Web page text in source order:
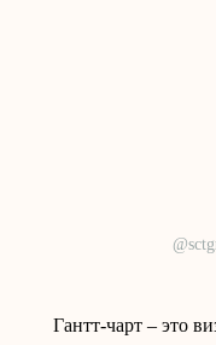
Гантт-чарт – это